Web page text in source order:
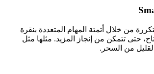
من خلال أتمتة المهام المتعددة بنقرة
حتى تتمكن من إنجاز المزيد. مثلها مثل
من السحر.